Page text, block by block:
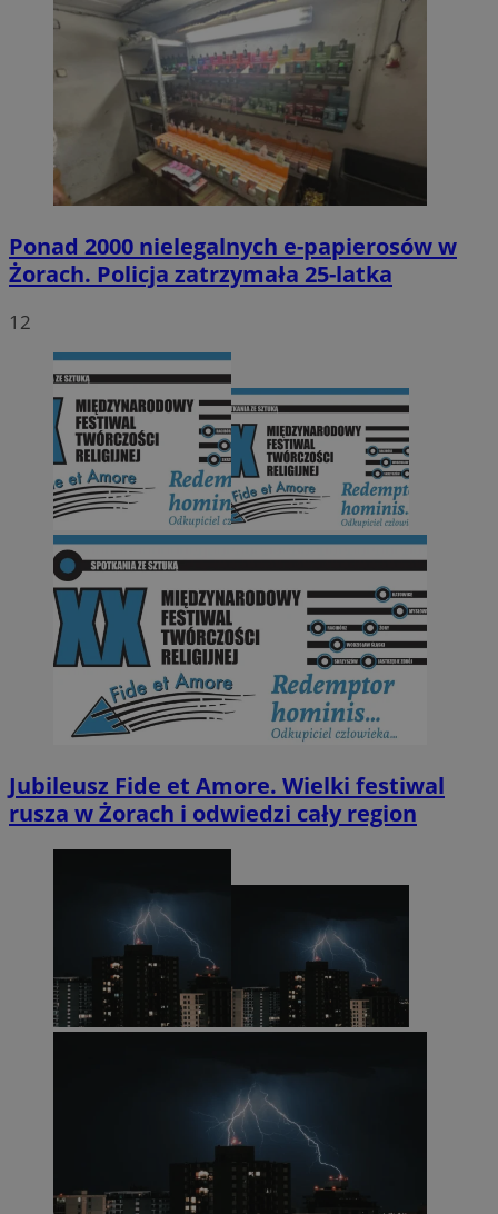
Ponad 2000 nielegalnych e-papierosów w
Żorach. Policja zatrzymała 25-latka
12
Jubileusz Fide et Amore. Wielki festiwal
rusza w Żorach i odwiedzi cały region